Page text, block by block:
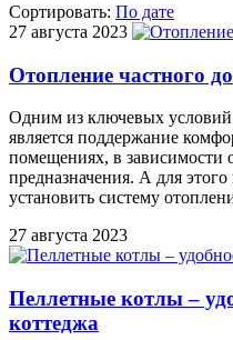
Сортировать: По дате
27 августа 2023
Отопление частного
Одним из ключевых условий
является поддержание
помещениях, в зависимости
предназначения. А для
установить систему
27 августа 2023
Пеллетные котлы –
коттеджа